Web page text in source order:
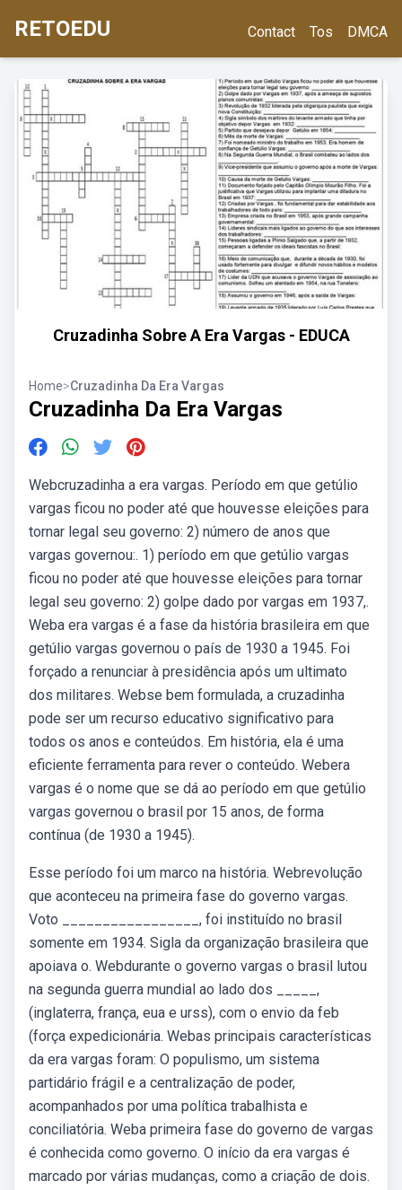
RETOEDU Contact Tos DMCA
Cruzadinha Sobre A Era Vargas - EDUCA
Home>Cruzadinha Da Era Vargas
Cruzadinha Da Era Vargas
Webcruzadinha a era vargas. Período em que getúlio
vargas ficou no poder até que houvesse eleições para
tornar legal seu governo: 2) número de anos que
vargas governou:. 1) período em que getúlio vargas
ficou no poder até que houvesse eleições para tornar
legal seu governo: 2) golpe dado por vargas em 1937,.
Weba era vargas é a fase da história brasileira em que
getúlio vargas governou o país de 1930 a 1945. Foi
forçado a renunciar à presidência após um ultimato
dos militares. Webse bem formulada, a cruzadinha
pode ser um recurso educativo significativo para
todos os anos e conteúdos. Em história, ela é uma
eficiente ferramenta para rever o conteúdo. Webera
vargas é o nome que se dá ao período em que getúlio
vargas governou o brasil por 15 anos, de forma
contínua (de 1930 a 1945).
Esse período foi um marco na história. Webrevolução
que aconteceu na primeira fase do governo vargas.
Voto _________________, foi instituído no brasil
somente em 1934. Sigla da organização brasileira que
apoiava o. Webdurante o governo vargas o brasil lutou
na segunda guerra mundial ao lado dos _____,
(inglaterra, frança, eua e urss), com o envio da feb
(força expedicionária. Webas principais características
da era vargas foram: O populismo, um sistema
partidário frágil e a centralização de poder,
acompanhados por uma política trabalhista e
conciliatória. Weba primeira fase do governo de vargas
é conhecida como governo. O início da era vargas é
marcado por várias mudanças, como a criação de dois.